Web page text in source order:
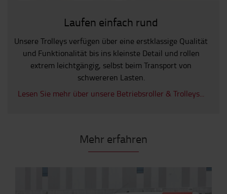
Laufen einfach rund
Unsere Trolleys verfügen über eine erstklassige Qualität
und Funktionalität bis ins kleinste Detail und rollen
extrem leichtgängig, selbst beim Transport von
schwereren Lasten.
Lesen Sie mehr über unsere Betriebsroller & Trolleys...
Mehr erfahren